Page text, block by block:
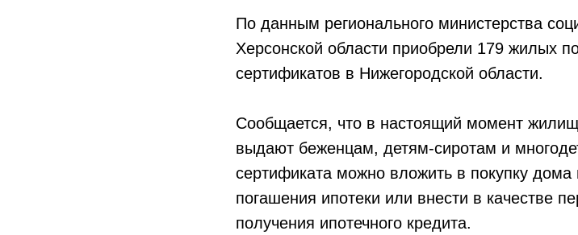
По данным регионального министерства
Херсонской области приобрели 179
сертификатов в Нижегородской области.
Сообщается, что в настоящий момент
выдают беженцам, детям-сиротам и
сертификата можно вложить в покупку
погашения ипотеки или внести в качестве
получения ипотечного кредита.